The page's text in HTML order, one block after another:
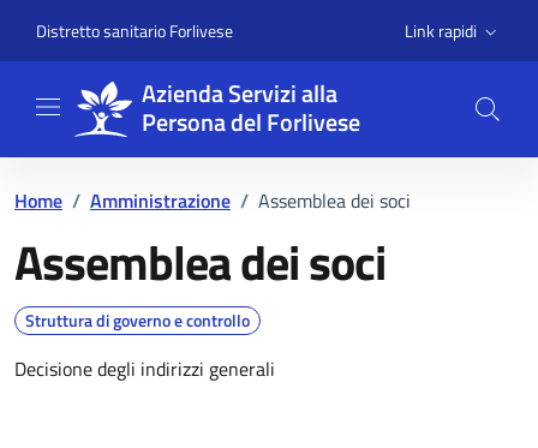
Distretto sanitario Forlivese Link rapidi
Azienda Servizi alla
Persona del Forlivese
Home / Amministrazione / Assemblea dei soci
Assemblea dei soci
Dettagli dell'unità
Struttura di governo e controllo
Decisione degli indirizzi generali